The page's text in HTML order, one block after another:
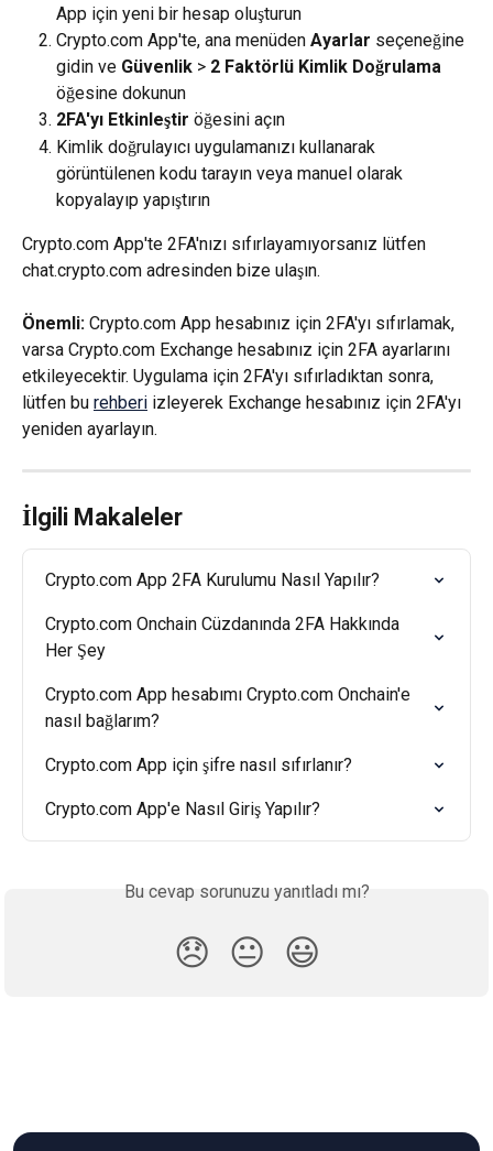
App için yeni bir hesap oluşturun
Crypto.com App'te, ana menüden Ayarlar seçeneğine
gidin ve Güvenlik > 2 Faktörlü Kimlik Doğrulama
öğesine dokunun
2FA'yı Etkinleştir öğesini açın
Kimlik doğrulayıcı uygulamanızı kullanarak
görüntülenen kodu tarayın veya manuel olarak
kopyalayıp yapıştırın
Crypto.com App'te 2FA'nızı sıfırlayamıyorsanız lütfen
chat.crypto.com adresinden bize ulaşın.
Önemli: Crypto.com App hesabınız için 2FA'yı sıfırlamak,
varsa Crypto.com Exchange hesabınız için 2FA ayarlarını
etkileyecektir. Uygulama için 2FA'yı sıfırladıktan sonra,
lütfen bu rehberi izleyerek Exchange hesabınız için 2FA'yı
yeniden ayarlayın.
İlgili Makaleler
Crypto.com App 2FA Kurulumu Nasıl Yapılır?
Crypto.com Onchain Cüzdanında 2FA Hakkında
Her Şey
Crypto.com App hesabımı Crypto.com Onchain'e
nasıl bağlarım?
Crypto.com App için şifre nasıl sıfırlanır?
Crypto.com App'e Nasıl Giriş Yapılır?
Bu cevap sorunuzu yanıtladı mı?
😞 😐 😃